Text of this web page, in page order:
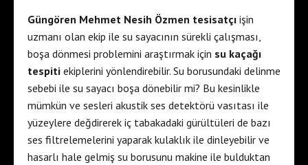
Güngören Mehmet Nesih Özmen tesisatçı işin
uzmanı olan ekip ile su sayacının sürekli çalışması,
boşa dönmesi problemini araştırmak için su kaçağı
tespiti ekiplerini yönlendirebilir. Su borusundaki delinme
sebebi ile su sayacı boşa dönebilir mi? Bu kesinlikle
mümkün ve sesleri akustik ses detektörü vasıtası ile
yüzeylere değdirerek iç tabakadaki gürültüleri de bazı
ses filtrelemelerini yaparak kulaklık ile dinleyebilir ve
hasarlı hale gelmiş su borusunu makine ile bulduktan